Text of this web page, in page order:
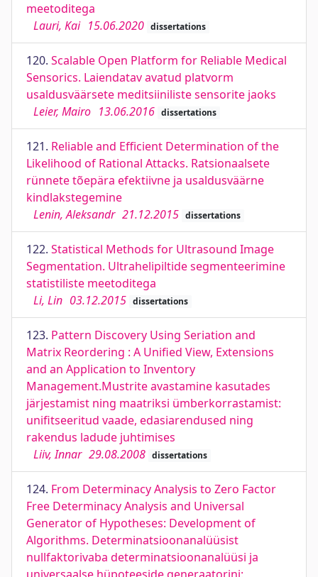
meetoditega
Lauri, Kai 15.06.2020 dissertations
120. Scalable Open Platform for Reliable Medical
Sensorics. Laiendatav avatud platvorm
usaldusväärsete meditsiiniliste sensorite jaoks
Leier, Mairo 13.06.2016 dissertations
121. Reliable and Efficient Determination of the
Likelihood of Rational Attacks. Ratsionaalsete
rünnete tõepära efektiivne ja usaldusväärne
kindlakstegemine
Lenin, Aleksandr 21.12.2015 dissertations
122. Statistical Methods for Ultrasound Image
Segmentation. Ultrahelipiltide segmenteerimine
statistiliste meetoditega
Li, Lin 03.12.2015 dissertations
123. Pattern Discovery Using Seriation and
Matrix Reordering : A Unified View, Extensions
and an Application to Inventory
Management.Mustrite avastamine kasutades
järjestamist ning maatriksi ümberkorrastamist:
unifitseeritud vaade, edasiarendused ning
rakendus ladude juhtimises
Liiv, Innar 29.08.2008 dissertations
124. From Determinacy Analysis to Zero Factor
Free Determinacy Analysis and Universal
Generator of Hypotheses: Development of
Algorithms. Determinatsioonanalüüsist
nullfaktorivaba determinatsioonanalüüsi ja